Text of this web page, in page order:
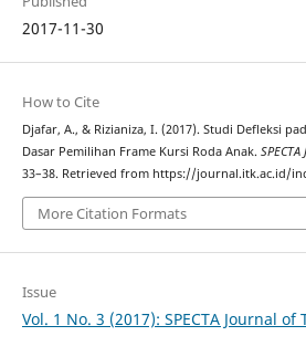
2017-11-30
How to Cite
Djafar, A., & Rizianiza, I. (2017). Studi Defleksi
Dasar Pemilihan Frame Kursi Roda Anak.
33–38. Retrieved from https://journal.itk.ac.id/
More Citation Formats
Issue
Vol. 1 No. 3 (2017): SPECTA Journal of